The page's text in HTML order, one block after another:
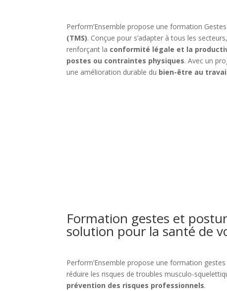
Perform’Ensemble propose une formation
(TMS). Conçue pour s’adapter à tous les
renforçant la conformité légale et la
postes ou contraintes physiques. Avec un
une amélioration durable du bien-être au
Formation gestes et
solution pour la santé de
Perform’Ensemble propose une formation
réduire les risques de troubles musculo-
prévention des risques professionnels.